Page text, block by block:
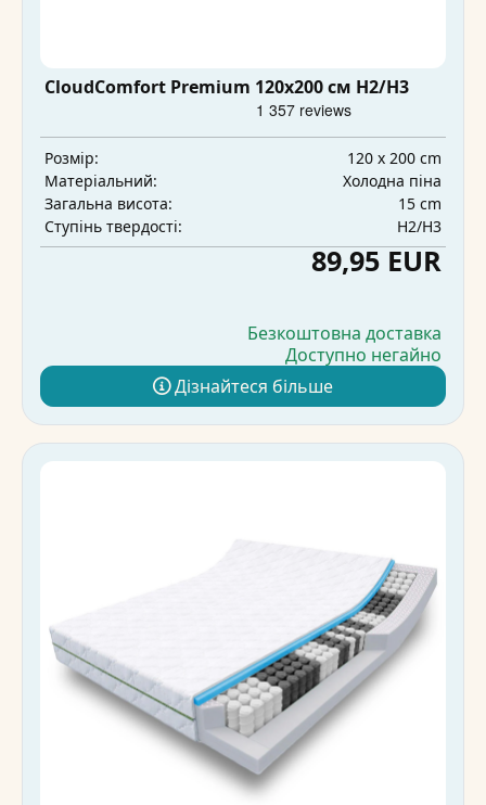
CloudComfort Premium 120x200 см H2/H3
Розмір:
120 x 200 cm
Матеріальний:
Холодна піна
Загальна висота:
15 cm
Ступінь твердості:
H2/H3
89,95 EUR
Безкоштовна доставка
Доступно негайно
Дізнайтеся більше